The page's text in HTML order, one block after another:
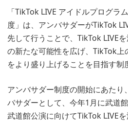
「TikTok LIVE アイドルプログラ
度」は、アンバサダーがTikTok
先して行うことで、TikTok LIVE
の新たな可能性を広げ、TikTok上
をより盛り上げることを目指す制
アンバサダー制度の開始にあたり
バサダーとして、今年1月に武道
武道館公演に向けてTikTok LIVE